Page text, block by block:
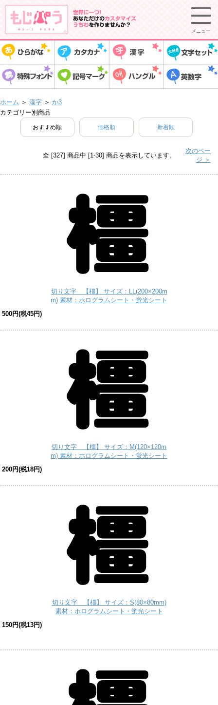
メニュー
ホーム ＞ 漢字 ＞ か3
カテゴリー別商品
おすすめ順 価格順 新着順
全 [327] 商品中 [1-30] 商品を表示しています。
次のペー
ジ ＞
切り文字 【橿】 サイズ：LL(200×200m
m) 素材：ホログラムシート・蛍光シート
500円(税45円)
切り文字 【橿】 サイズ：M(120×120m
m) 素材：ホログラムシート・蛍光シート
200円(税18円)
切り文字 【橿】 サイズ：S(80×80mm)
素材：ホログラムシート・蛍光シート
150円(税13円)